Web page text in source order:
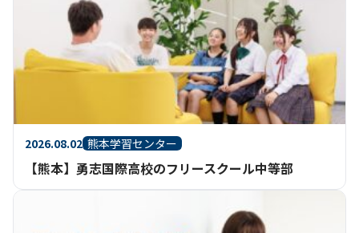
2026.08.02 熊本学習センター
【熊本】勇志国際高校のフリースクール中等部